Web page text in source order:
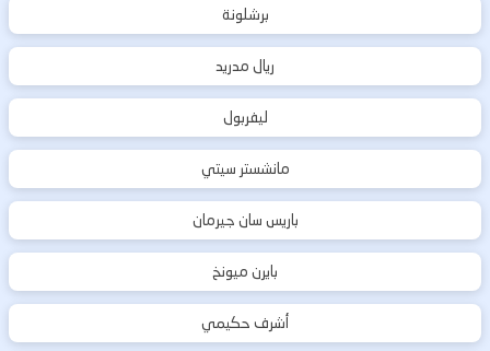
برشلونة
ريال مدريد
ليفربول
مانشستر سيتي
باريس سان جيرمان
بايرن ميونخ
أشرف حكيمي